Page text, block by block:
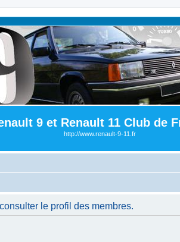
9 et Renault 11 Club de
http://www.renault-9-11.fr
le profil des membres.